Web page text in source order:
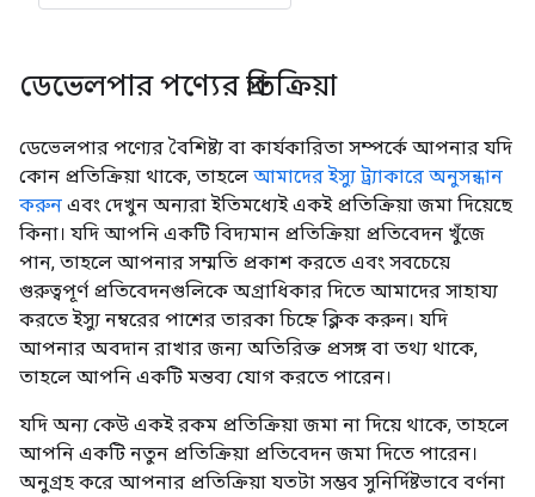
ডেভেলপার পণ্যের প্রতিক্রিয়া
ডেভেলপার পণ্যের বৈশিষ্ট্য বা কার্যকারিতা সম্পর্কে আপনার যদি
কোন প্রতিক্রিয়া থাকে, তাহলে আমাদের ইস্যু ট্র্যাকারে অনুসন্ধান
করুন এবং দেখুন অন্যরা ইতিমধ্যেই একই প্রতিক্রিয়া জমা দিয়েছে
কিনা। যদি আপনি একটি বিদ্যমান প্রতিক্রিয়া প্রতিবেদন খুঁজে
পান, তাহলে আপনার সম্মতি প্রকাশ করতে এবং সবচেয়ে
গুরুত্বপূর্ণ প্রতিবেদনগুলিকে অগ্রাধিকার দিতে আমাদের সাহায্য
করতে ইস্যু নম্বরের পাশের তারকা চিহ্নে ক্লিক করুন। যদি
আপনার অবদান রাখার জন্য অতিরিক্ত প্রসঙ্গ বা তথ্য থাকে,
তাহলে আপনি একটি মন্তব্য যোগ করতে পারেন।
যদি অন্য কেউ একই রকম প্রতিক্রিয়া জমা না দিয়ে থাকে, তাহলে
আপনি একটি নতুন প্রতিক্রিয়া প্রতিবেদন জমা দিতে পারেন।
অনুগ্রহ করে আপনার প্রতিক্রিয়া যতটা সম্ভব সুনির্দিষ্টভাবে বর্ণনা